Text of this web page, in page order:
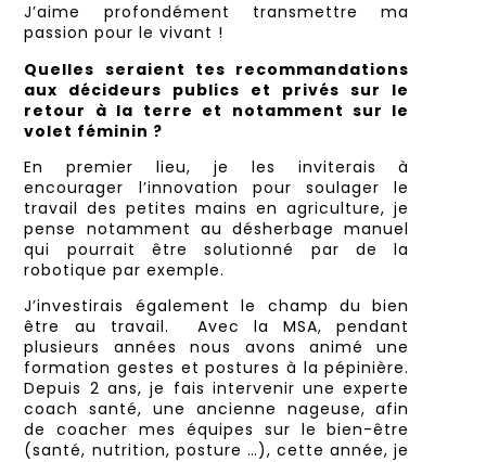
J’aime profondément transmettre ma
passion pour le vivant !
Quelles seraient tes recommandations
aux décideurs publics et privés sur le
retour à la terre et notamment sur le
volet féminin ?
En premier lieu, je les inviterais à
encourager l’innovation pour soulager le
travail des petites mains en agriculture, je
pense notamment au désherbage manuel
qui pourrait être solutionné par de la
robotique par exemple.
J’investirais également le champ du bien
être au travail. Avec la MSA, pendant
plusieurs années nous avons animé une
formation gestes et postures à la pépinière.
Depuis 2 ans, je fais intervenir une experte
coach santé, une ancienne nageuse, afin
de coacher mes équipes sur le bien-être
(santé, nutrition, posture …), cette année, je